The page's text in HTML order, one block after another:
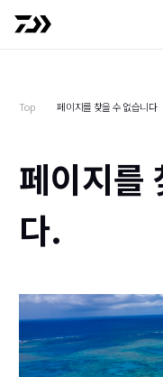
Top 페이지를 찾을 수 없습니다
페이지를
다.